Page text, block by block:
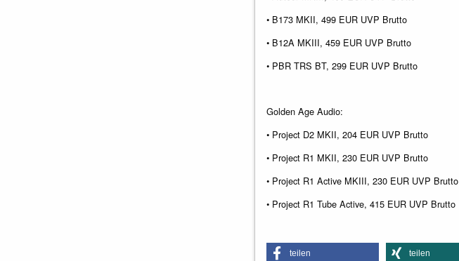
• B173 MKII, 499 EUR UVP Brutto
• B12A MKIII, 459 EUR UVP Brutto
• PBR TRS BT, 299 EUR UVP Brutto
Golden Age Audio:
• Project D2 MKII, 204 EUR UVP Brutto
• Project R1 MKII, 230 EUR UVP Brutto
• Project R1 Active MKIII, 230 EUR UVP Brutto
• Project R1 Tube Active, 415 EUR UVP Brutto
teilen teilen